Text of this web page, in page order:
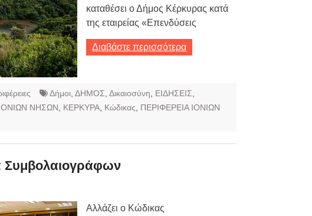
καταθέσει ο Δήμος Κέρκυρας κατά
της εταιρείας «Επενδύσεις
Διαβάστε περισσότερα
Δήμοι ΔΗΜΟΣ Δικαιοσύνη ΕΙΔΗΣΕΙΣ
ΝΗΣΩΝ ΚΕΡΚΥΡΑ Κώδικας
ΠΕΡΙΦΕΡΕΙΑ ΙΟΝΙΩΝ
Συμβολαιογράφων
Αλλάζει ο Κώδικας